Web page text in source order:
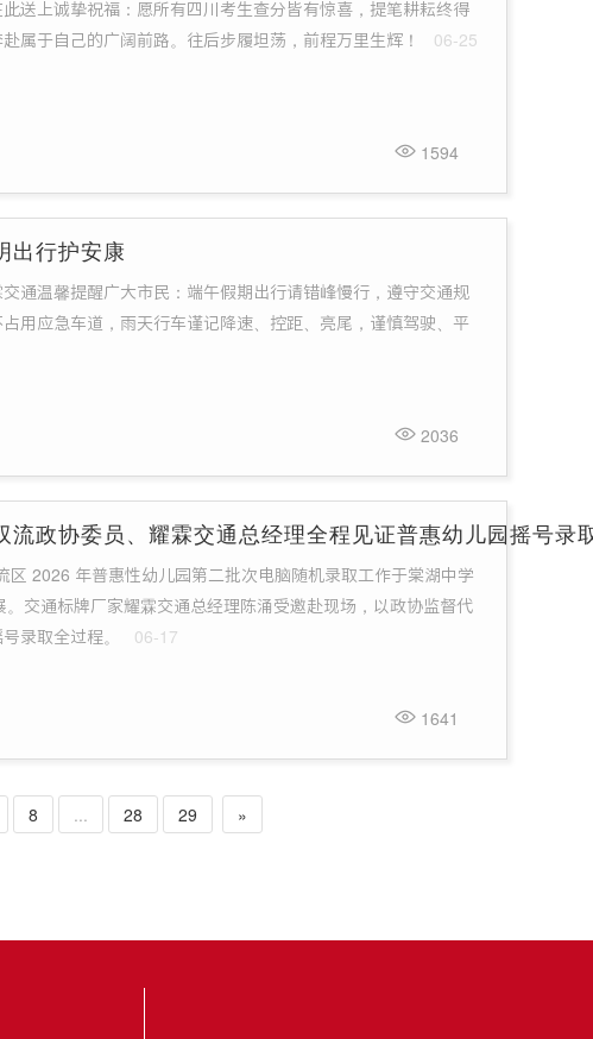
送上诚挚祝福：愿所有四川考生查分皆有惊喜，提笔耕耘终得
属于自己的广阔前路。往后步履坦荡，前程万里生辉！
06-25
1594
出行护安康
通温馨提醒广大市民：端午假期出行请错峰慢行，遵守交通规
用应急车道，雨天行车谨记降速、控距、亮尾，谨慎驾驶、平
2036
流政协委员、耀霖交通总经理全程见证普惠幼儿园摇号录
区 2026 年普惠性幼儿园第二批次电脑随机录取工作于棠湖中学
。交通标牌厂家耀霖交通总经理陈涌受邀赴现场，以政协监督代
录取全过程。
06-17
1641
8 ... 28 29 »